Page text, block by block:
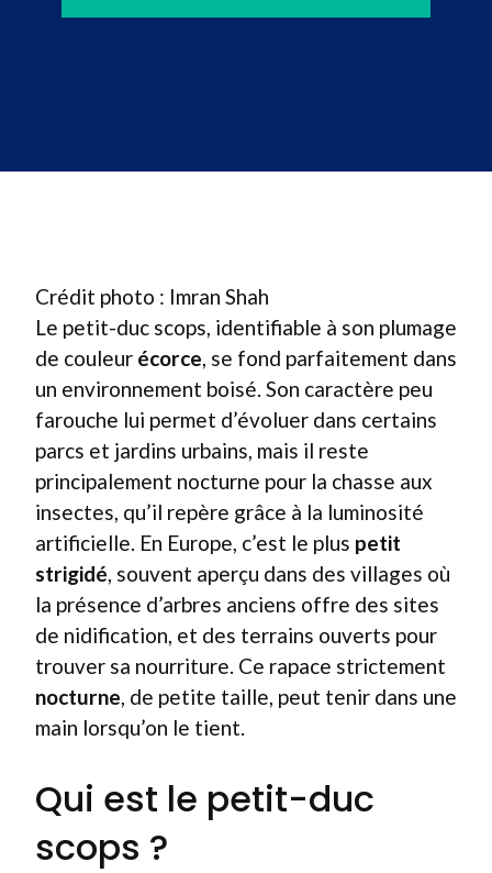
Crédit photo : Imran Shah
Le petit-duc scops, identifiable à son plumage
de couleur écorce, se fond parfaitement dans
un environnement boisé. Son caractère peu
farouche lui permet d’évoluer dans certains
parcs et jardins urbains, mais il reste
principalement nocturne pour la chasse aux
insectes, qu’il repère grâce à la luminosité
artificielle. En Europe, c’est le plus petit
strigidé, souvent aperçu dans des villages où
la présence d’arbres anciens offre des sites
de nidification, et des terrains ouverts pour
trouver sa nourriture. Ce rapace strictement
nocturne, de petite taille, peut tenir dans une
main lorsqu’on le tient.
Qui est le petit-duc
scops ?